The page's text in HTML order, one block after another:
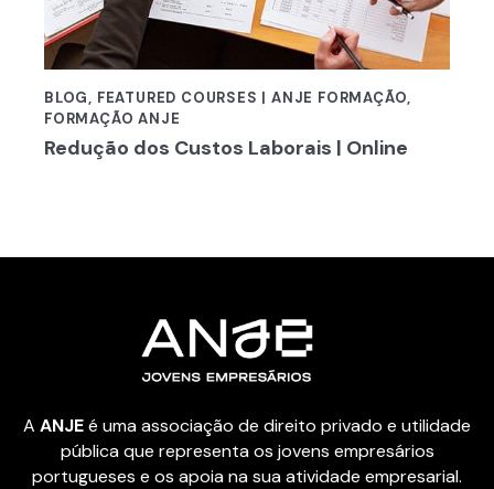
BLOG, FEATURED COURSES | ANJE FORMAÇÃO,
FORMAÇÃO ANJE
Redução dos Custos Laborais | Online
A ANJEé uma associação de direito privado e utilidade
pública que representa os jovens empresários
portugueses e os apoia na sua atividade empresarial.